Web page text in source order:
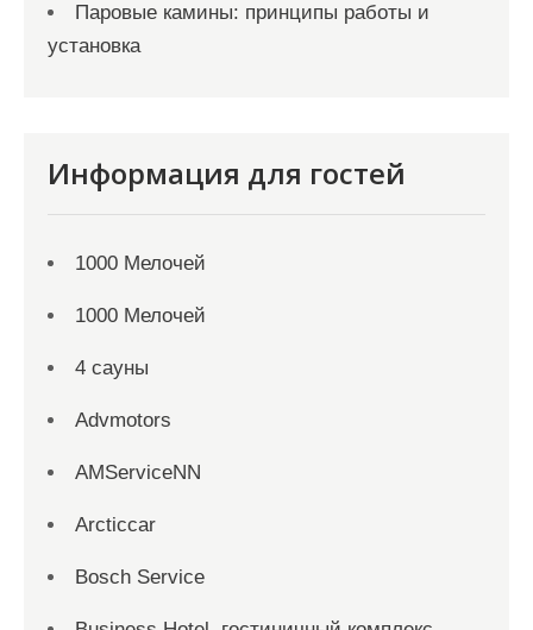
Паровые камины: принципы работы и
установка
Информация для гостей
1000 Мелочей
1000 Мелочей
4 сауны
Advmotors
AMServiceNN
Arcticcar
Bosch Service